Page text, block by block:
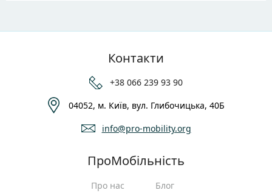
Контакти
+38 066 239 93 90
04052, м. Київ, вул. Глибочицька, 40Б
info@pro-mobility.org
ПроМобільність
Про нас Блог